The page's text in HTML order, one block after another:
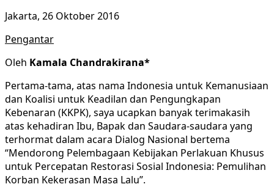
Jakarta, 26 Oktober 2016
Pengantar
Oleh Kamala Chandrakirana*
Pertama-tama, atas nama Indonesia untuk Kemanusiaan
dan Koalisi untuk Keadilan dan Pengungkapan
Kebenaran (KKPK), saya ucapkan banyak terimakasih
atas kehadiran Ibu, Bapak dan Saudara-saudara yang
terhormat dalam acara Dialog Nasional bertema
“Mendorong Pelembagaan Kebijakan Perlakuan Khusus
untuk Percepatan Restorasi Sosial Indonesia: Pemulihan
Korban Kekerasan Masa Lalu”.